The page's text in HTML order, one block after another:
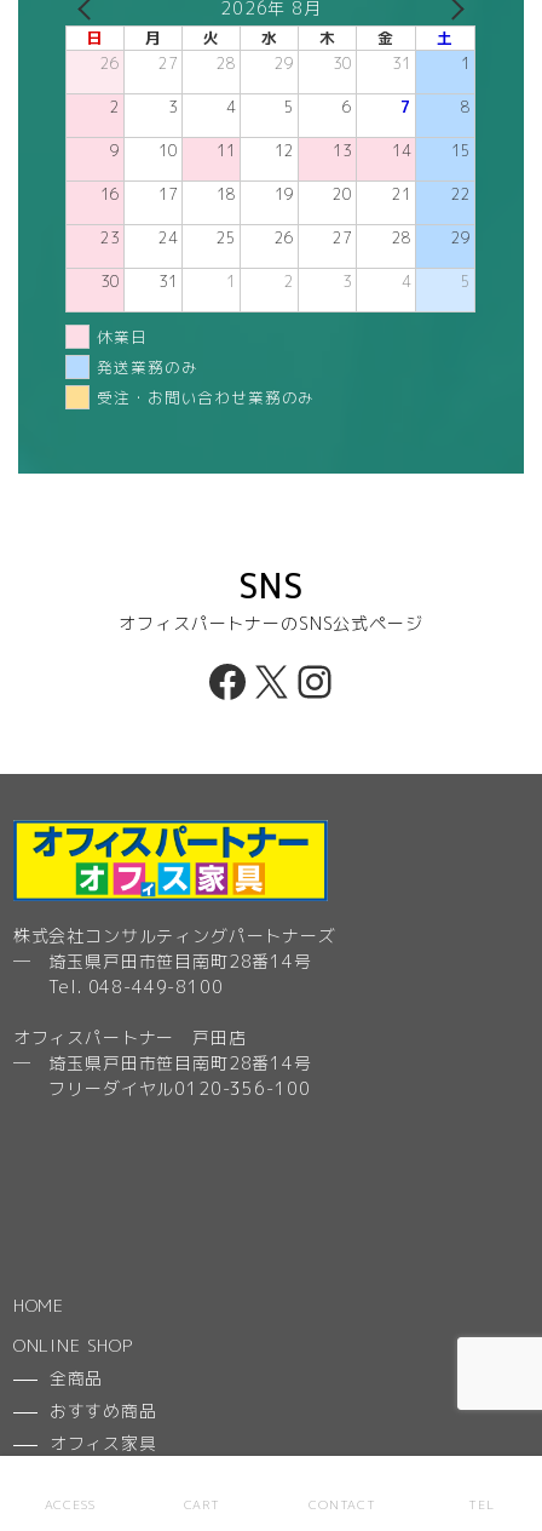
2026年 8月
日 月 火 水 木 金 土
26 27 28 29 30 31 1
2 3 4 5 6 7 8
9 10 11 12 13 14 15
16 17 18 19 20 21 22
23 24 25 26 27 28 29
30 31 1 2 3 4 5
休業日
発送業務のみ
受注・お問い合わせ業務のみ
SNS
オフィスパートナーのSNS公式ページ
Facebook
X Instagram
株式会社コンサルティングパートナーズ
─ 埼玉県戸田市笹目南町28番14号
Tel. 048-449-8100
オフィスパートナー 戸田店
─ 埼玉県戸田市笹目南町28番14号
フリーダイヤル0120-356-100
HOME
ONLINE SHOP
全商品
おすすめ商品
オフィス家具
GUIDE
ACCESS CART CONTACT TEL